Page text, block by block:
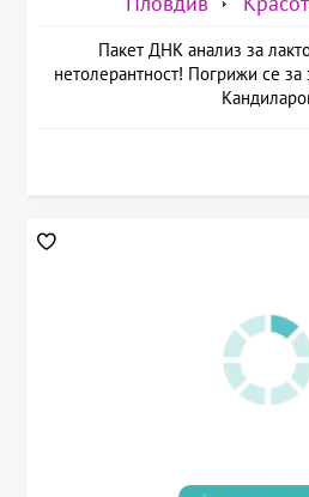
Пакет ДНК анализ за
нетолерантност! Погрижи се